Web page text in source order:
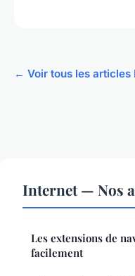
← Voir tous les articles
Internet — Nos
Les extensions de
facilement